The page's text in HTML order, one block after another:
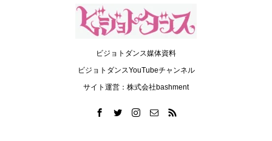
ビジョトダンス媒体資料
ビジョトダンスYouTubeチャンネル
サイト運営：株式会社bashment